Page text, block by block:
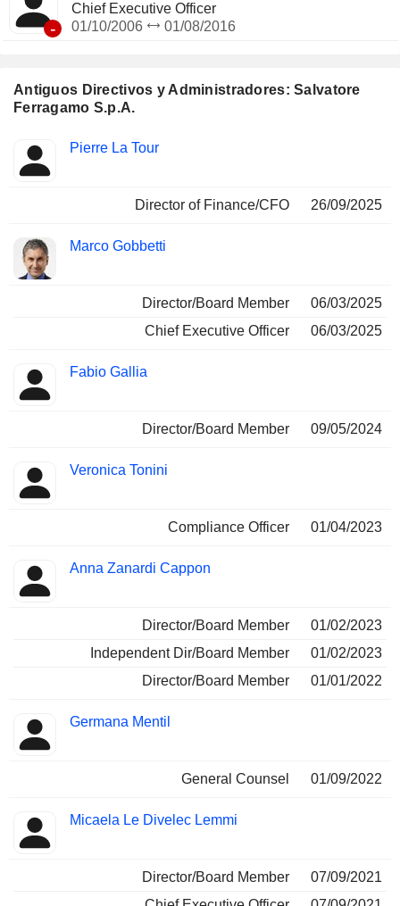
Antiguos Directivos y Administradores: Salvatore
Ferragamo S.p.A.
Insider
Funciones
Pierre La Tour
Director of Finance/CFO 26/09/2025
Marco Gobbetti
Director/Board Member
06/03/2025
Chief Executive Officer
06/03/2025
Fabio Gallia
Director/Board Member 09/05/2024
Veronica Tonini
Compliance Officer 01/04/2023
Anna Zanardi Cappon
Director/Board Member
01/02/2023
Independent Dir/Board Member
01/02/2023
Director/Board Member
01/01/2022
Germana Mentil
General Counsel 01/09/2022
Micaela Le Divelec Lemmi
Director/Board Member
07/09/2021
-
Chief Executive Officer
01/10/2006
01/08/2016